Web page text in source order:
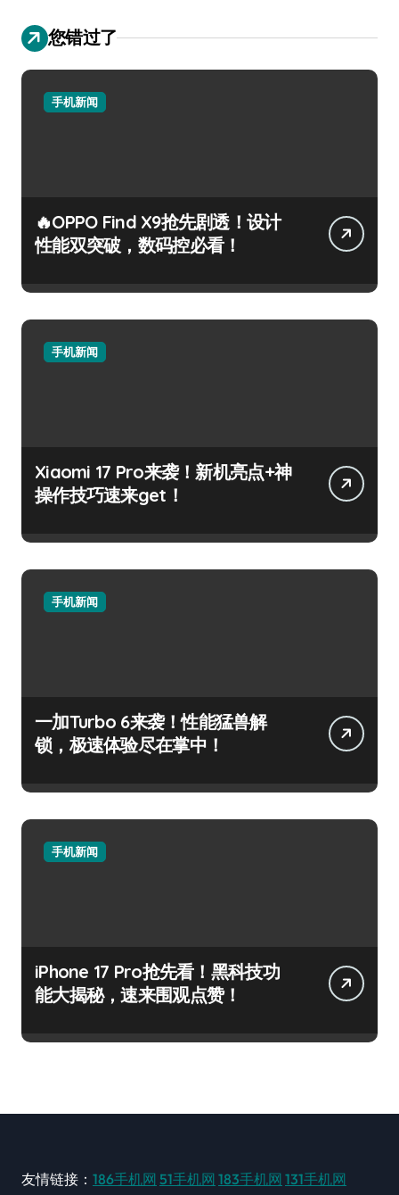
您错过了
手机新闻
🔥OPPO Find X9抢先剧透！设计
性能双突破，数码控必看！
手机新闻
Xiaomi 17 Pro来袭！新机亮点+神
操作技巧速来get！
手机新闻
一加Turbo 6来袭！性能猛兽解
锁，极速体验尽在掌中！
手机新闻
iPhone 17 Pro抢先看！黑科技功
能大揭秘，速来围观点赞！
友情链接： 186手机网 51手机网 183手机网 131手机网